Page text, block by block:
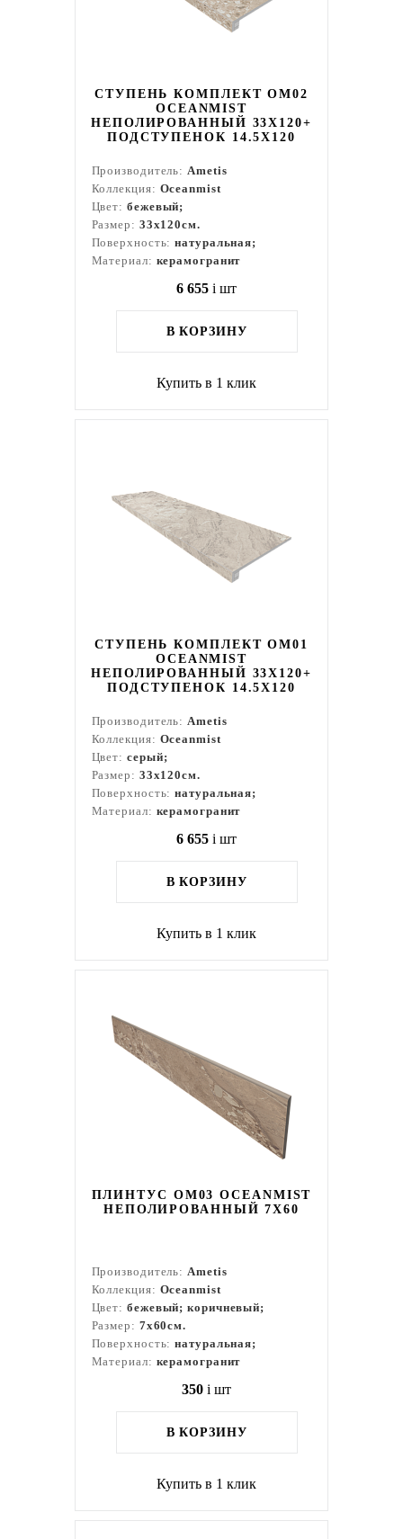
СТУПЕНЬ КОМПЛЕКТ OM02
OCEANMIST
НЕПОЛИРОВАННЫЙ 33X120+
ПОДСТУПЕНОК 14.5X120
Производитель:Ametis
Коллекция: Oceanmist
Цвет: бежевый;
Размер: 33x120см.
Поверхность:натуральная;
Материал: керамогранит
6 655 i шт
В КОРЗИНУ
Купить в 1 клик
СТУПЕНЬ КОМПЛЕКТ OM01
OCEANMIST
НЕПОЛИРОВАННЫЙ 33X120+
ПОДСТУПЕНОК 14.5X120
Производитель:Ametis
Коллекция: Oceanmist
Цвет: серый;
Размер: 33x120см.
Поверхность:натуральная;
Материал: керамогранит
6 655 i шт
В КОРЗИНУ
Купить в 1 клик
ПЛИНТУС OM03 OCEANMIST
НЕПОЛИРОВАННЫЙ 7X60
Производитель:Ametis
Коллекция: Oceanmist
Цвет: бежевый; коричневый;
Размер: 7x60см.
Поверхность:натуральная;
Материал: керамогранит
350 i шт
В КОРЗИНУ
Купить в 1 клик